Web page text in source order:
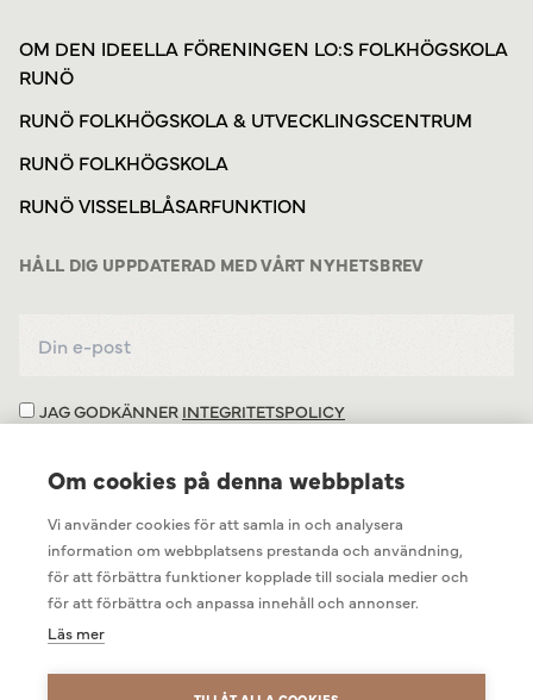
OM DEN IDEELLA FÖRENINGEN LO:S FOLKHÖGSKOLA
RUNÖ
RUNÖ FOLKHÖGSKOLA & UTVECKLINGSCENTRUM
RUNÖ FOLKHÖGSKOLA
RUNÖ VISSELBLÅSARFUNKTION
HÅLL DIG UPPDATERAD MED VÅRT NYHETSBREV
JAG GODKÄNNER INTEGRITETSPOLICY
Om cookies på denna webbplats
Vi använder cookies för att samla in och analysera
information om webbplatsens prestanda och användning,
för att förbättra funktioner kopplade till sociala medier och
för att förbättra och anpassa innehåll och annonser.
Läs mer